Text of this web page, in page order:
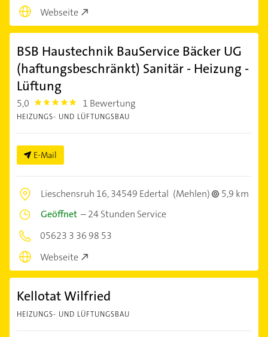
Webseite
BSB Haustechnik BauService Bäcker UG
(haftungsbeschränkt) Sanitär - Heizung -
Lüftung
5,0 5.0 1 Bewertung
HEIZUNGS- UND LÜFTUNGSBAU
E-Mail
Lieschensruh 16,34549 Edertal (Mehlen)
5,9 km
Geöffnet –24 Stunden Service
05623 3 36 98 53
Webseite
Kellotat Wilfried
HEIZUNGS- UND LÜFTUNGSBAU